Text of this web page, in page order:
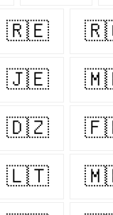
🇷🇪
🇯🇪
🇩🇿
🇱🇹